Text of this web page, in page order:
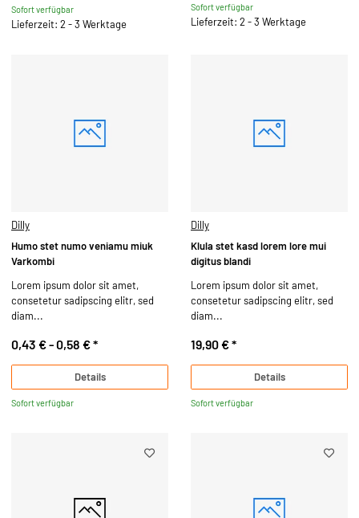
Sofort verfügbar
Lieferzeit: 2 - 3 Werktage
Sofort verfügbar
Lieferzeit: 2 - 3 Werktage
Dilly
Humo stet numo veniamu miuk
Varkombi
Lorem ipsum dolor sit amet,
consetetur sadipscing elitr, sed
diam...
0,43 € -0,58 €*
Details
Sofort verfügbar
Dilly
Klula stet kasd lorem lore mui
digitus blandi
Lorem ipsum dolor sit amet,
consetetur sadipscing elitr, sed
diam...
19,90 €*
Details
Sofort verfügbar